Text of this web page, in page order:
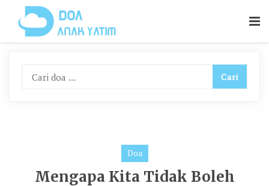
Content
Doa
Mengapa Kita Tidak Boleh